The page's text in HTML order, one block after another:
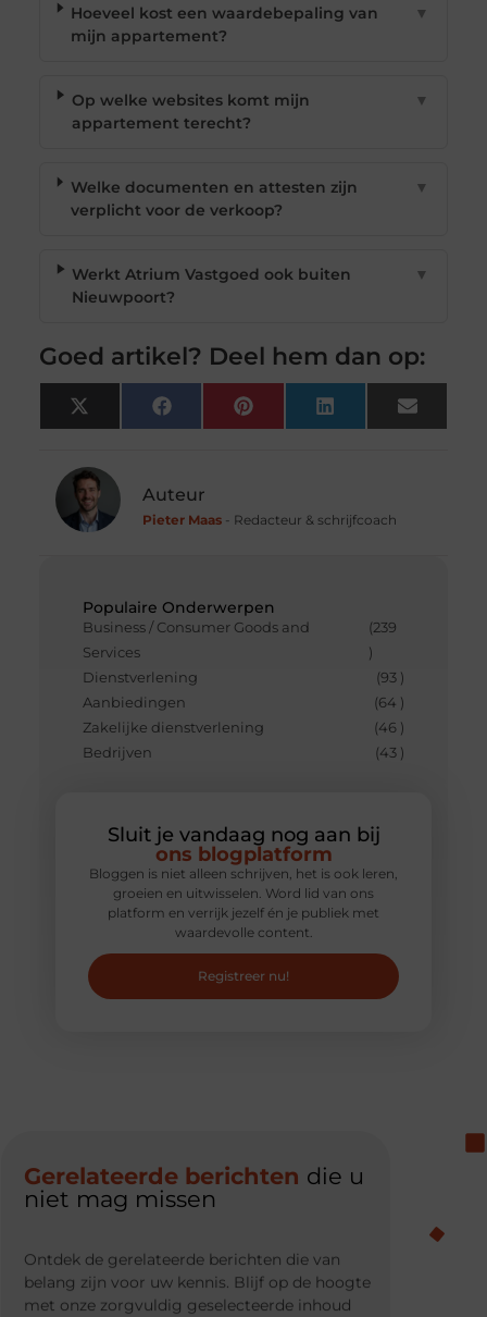
Populaire Onderwerpen
Business / Consumer Goods and
Services
(239
)
Dienstverlening
(93 )
Aanbiedingen
(64 )
Zakelijke dienstverlening
(46 )
Bedrijven
(43 )
Sluit je vandaag nog aan bij
ons blogplatform
Bloggen is niet alleen schrijven, het is ook leren,
groeien en uitwisselen. Word lid van ons
platform en verrijk jezelf én je publiek met
waardevolle content.
Registreer nu!
Hoeveel kost een waardebepaling van
mijn appartement?
▼
Op welke websites komt mijn
appartement terecht?
▼
Welke documenten en attesten zijn
verplicht voor de verkoop?
▼
Werkt Atrium Vastgoed ook buiten
Nieuwpoort?
▼
Goed artikel? Deel hem dan op:
X
(Twitter)
FacebookPinterest LinkedIn Email
Auteur
Pieter Maas- Redacteur & schrijfcoach
Gerelateerde berichten die u
niet mag missen
Ontdek de gerelateerde berichten die van
belang zijn voor uw kennis. Blijf op de hoogte
met onze zorgvuldig geselecteerde inhoud